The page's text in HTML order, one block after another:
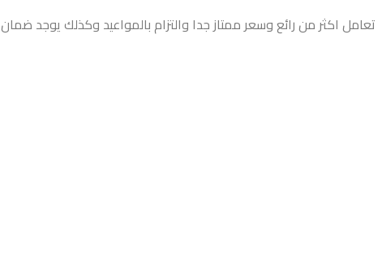
تعامل اكثرمن رائع وسعر ممتاز جدا والتزام بالمواعيد وكذلك يوجد ضمان